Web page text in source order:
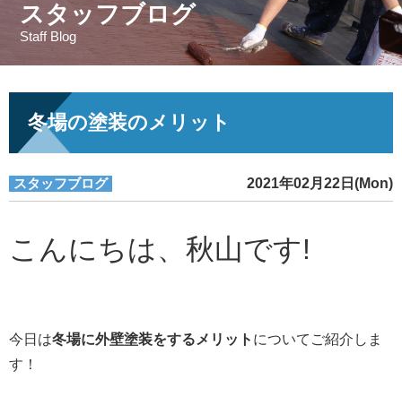
スタッフブログ
Staff Blog
冬場の塗装のメリット
スタッフブログ 2021年02月22日(Mon)
こんにちは、秋山です!
今日は冬場に外壁塗装をするメリット についてご紹介しま
す！